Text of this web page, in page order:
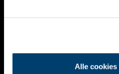
Alle cookies
KALENDER
ACTIVITEITEN